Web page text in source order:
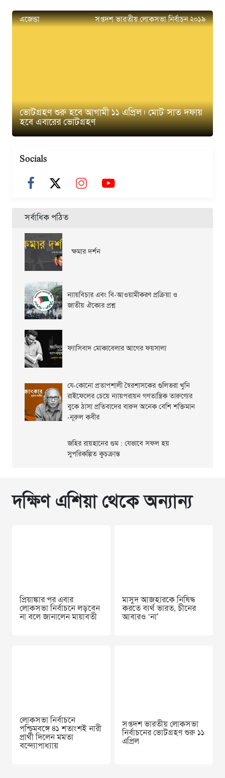
এজেন্ডা সপ্তদশ ভারতীয় লোকসভা নির্বাচন ২০১৯
ভোটগ্রহণ শুরু হবে আগামী ১১ এপ্রিল। মোট সাত দফায়
হবে এবারের ভোটগ্রহণ
Socials
সর্বাধিক পঠিত
ক্ষমার দর্শন
ন্যায়বিচার এবং বি-আওয়ামীকরণ প্রক্রিয়া ও
জাতীয় ঐক্যের প্রশ্ন
ফ্যাসিবাদ মোকাবেলার আগের ফয়সালা
যে-কোনো প্রতাপশালী স্বৈরশাসকের গুলিভরা খুনি
রাইফেলের চেয়ে ন্যায়পরায়ন গণতান্ত্রিক তারুণ্যের
বুকে ঠাসা প্রতিবাদের বারুদ অনেক বেশি শক্তিমান
-নূরুল কবীর
জহির রায়হানের গুম : যেভাবে সফল হয়
সুপরিকল্পিত কুচক্রান্ত
দক্ষিণ এশিয়া থেকে অন্যান্য
প্রিয়াঙ্কার পর এবার
লোকসভা নির্বাচনে লড়বেন
না বলে জানালেন মায়াবতী
মাসুদ আজহারকে নিষিদ্ধ
করতে ব্যর্থ ভারত, চীনের
আবারও ‘না’
লোকসভা নির্বাচনে
পশ্চিমবঙ্গে ৪১ শতাংশই নারী
প্রার্থী দিলেন মমতা
বন্দ্যোপাধ্যায়
সপ্তদশ ভারতীয় লোকসভা
নির্বাচনের ভোটগ্রহণ শুরু ১১
এপ্রিল